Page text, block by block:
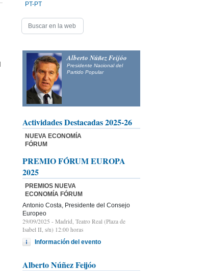
PT-PT
Alberto Núñez Feijóo
Presidente Nacional del
Partido Popular
Actividades Destacadas 2025-26
NUEVA ECONOMÍA
FÓRUM
PREMIO FÓRUM EUROPA
2025
PREMIOS NUEVA
ECONOMÍA FÓRUM
Antonio Costa, Presidente del Consejo
Europeo
29/09/2025 - Madrid, Teatro Real (Plaza de
Isabel II, s/n) 12:00 horas
Información del evento
Alberto Núñez Feijóo